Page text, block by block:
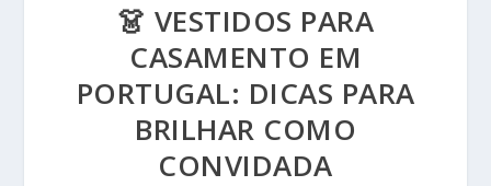
👗 VESTIDOS PARA
CASAMENTO EM
PORTUGAL: DICAS PARA
BRILHAR COMO
CONVIDADA